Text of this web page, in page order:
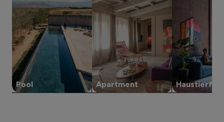
2 Erwachsenen
gefunden
wurde.
Preise
und
Verfügbarkeiten
können
sich
ändern.
Es
können
Pool Apartment